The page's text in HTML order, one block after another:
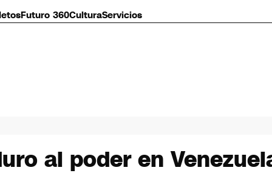
Futuro 360CulturaServicios
al poder en